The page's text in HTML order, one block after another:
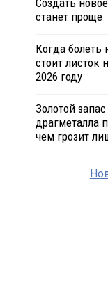
Создать
станет проще
Когда болеть
стоит листок
2026 году
Золотой
драгметалла
чем грозит